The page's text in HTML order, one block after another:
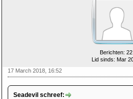
Berichten: 22
Lid sinds: Mar
17 March 2018, 16:52
Seadevil schreef: